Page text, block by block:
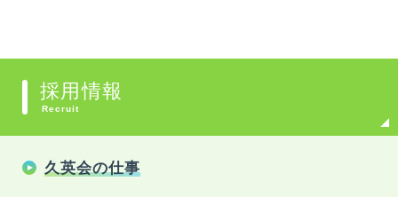
採用情報
Recruit
久英会の仕事